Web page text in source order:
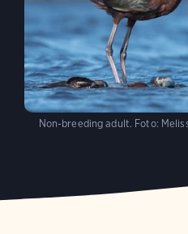
Non-breeding adult. Foto: